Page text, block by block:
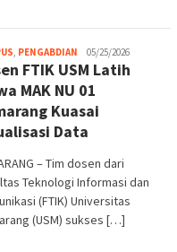
, PENGABDIAN Melani
05/25/2026
FTIK USM Latih
MAK NU 01
Kuasai
Data
– Tim dosen dari
Teknologi Informasi dan
(FTIK) Universitas
(USM) sukses […]